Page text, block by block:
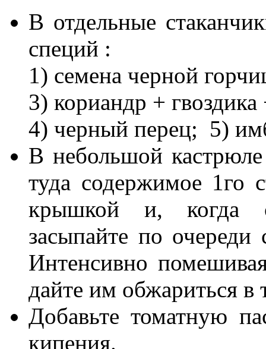
В отдельные
специй :
1) семена черной
3) кориандр +
4) черный перец; 5)
В небольшой
туда содержимое 1го
крышкой и, когда
засыпайте по очереди
Интенсивно
дайте им обжариться в
Добавьте томатную
кипения.